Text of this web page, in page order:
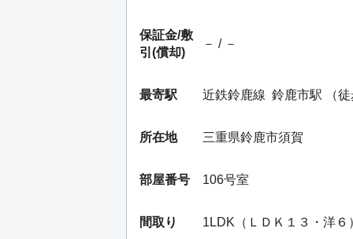
保証金/敷
引(償却)
－ / －
最寄駅 近鉄鈴鹿線 鈴鹿市駅 （
所在地 三重県鈴鹿市須賀
部屋番号 106号室
間取り 1LDK（ＬＤＫ１３・洋６